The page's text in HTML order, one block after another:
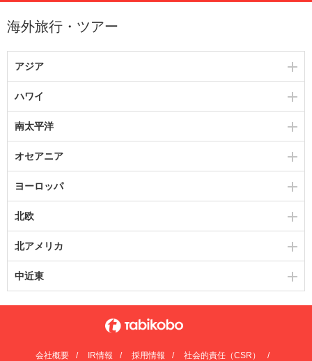
海外旅行・ツアー
アジア
ハワイ
南太平洋
オセアニア
ヨーロッパ
北欧
北アメリカ
中近東
会社概要 IR情報 採用情報 社会的責任（CSR）